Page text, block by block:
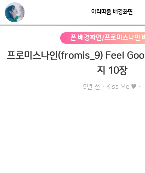
아리따움 배경화면
폰 배경화면/프로미스나인
프로미스나인(fromis_9) Feel
지 10장
5년 전 · Kiss Me ♥ ·